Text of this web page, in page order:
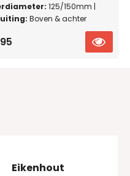
125/150mm |
Boven & achter
Eikenhout